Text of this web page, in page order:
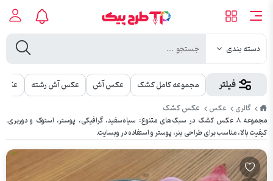
دسته بندی
فیلتر مجموعه کامل کشک عکس آش عکس آش رشته
عکس
طرح
پیک
گالری عکس عکس کشک
مجموعه ۸ عکس کشک در سبک‌های متنوع: سیاه‌سفید، گرافیکی، پوستر، استوک و دوربری.
کیفیت بالا، مناسب برای طراحی بنر، پوستر و استفاده در وبسایت.